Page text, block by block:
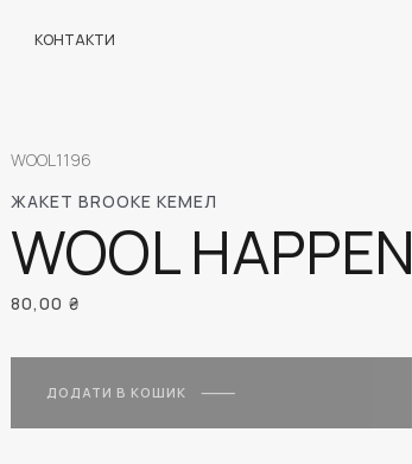
КОНТАКТИ
ЖАКЕТ BROOKE КЕМЕЛ
WOOL HAPPEN
WOOL1196
80,00 ₴
ДОДАТИ В КОШИК